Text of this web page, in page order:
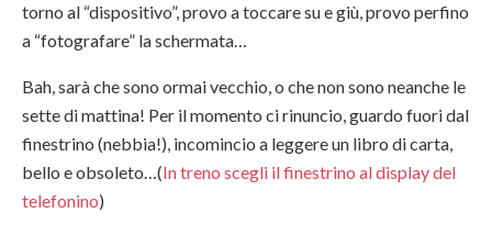
torno al “dispositivo”, provo a toccare su e giù, provo perfino
a “fotografare” la schermata…
Bah, sarà che sono ormai vecchio, o che non sono neanche le
sette di mattina! Per il momento ci rinuncio, guardo fuori dal
finestrino (nebbia!), incomincio a leggere un libro di carta,
bello e obsoleto…(In treno scegli il finestrino al display del
telefonino)